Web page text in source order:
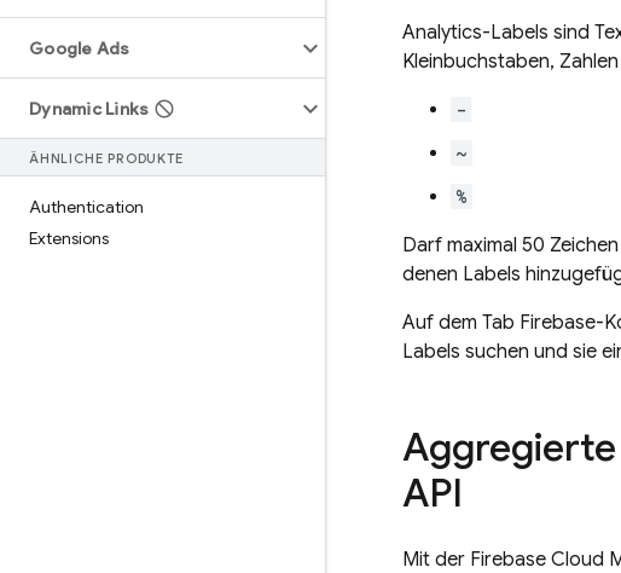
Google Ads
Dynamic Links
ÄHNLICHE PRODUKTE
Authentication
Extensions
Analytics-Labels sind
Kleinbuchstaben,
-
~
%
Darf maximal 50
denen Labels
Auf dem Tab Firebase-
Labels suchen und sie
API
Mit der Firebase Cloud